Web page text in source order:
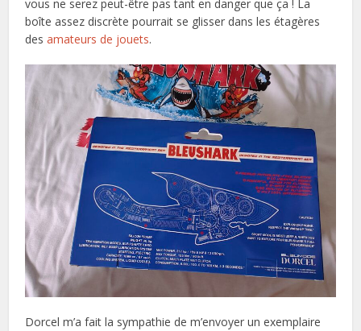
vous ne serez peut-être pas tant en danger que ça ! La
boîte assez discrète pourrait se glisser dans les étagères
desamateurs de jouets.
Dorcel m’a fait la sympathie de m’envoyer un exemplaire